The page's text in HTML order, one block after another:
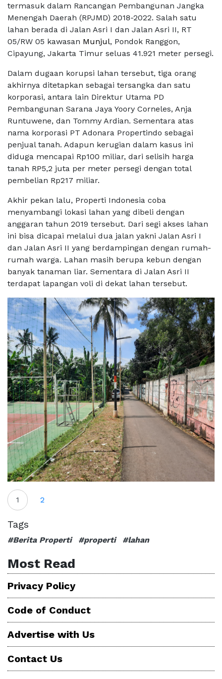
termasuk dalam Rancangan Pembangunan Jangka
Menengah Daerah (RPJMD) 2018-2022. Salah satu
lahan berada di Jalan Asri I dan Jalan Asri II, RT
05/RW 05 kawasan Munjul, Pondok Ranggon,
Cipayung, Jakarta Timur seluas 41.921 meter persegi.
Dalam dugaan korupsi lahan tersebut, tiga orang
akhirnya ditetapkan sebagai tersangka dan satu
korporasi, antara lain Direktur Utama PD
Pembangunan Sarana Jaya Yoory Corneles, Anja
Runtuwene, dan Tommy Ardian. Sementara atas
nama korporasi PT Adonara Propertindo sebagai
penjual tanah. Adapun kerugian dalam kasus ini
diduga mencapai Rp100 miliar, dari selisih harga
tanah RP5,2 juta per meter persegi dengan total
pembelian Rp217 miliar.
Akhir pekan lalu, Properti Indonesia coba
menyambangi lokasi lahan yang dibeli dengan
anggaran tahun 2019 tersebut. Dari segi akses lahan
ini bisa dicapai melalui dua jalan yakni Jalan Asri I
dan Jalan Asri II yang berdampingan dengan rumah-
rumah warga. Lahan masih berupa kebun dengan
banyak tanaman liar. Sementara di Jalan Asri II
terdapat lapangan voli di dekat lahan tersebut.
1 2
Tags
#Berita Properti #properti #lahan
Most Read
Privacy Policy
Code of Conduct
Advertise with Us
Contact Us